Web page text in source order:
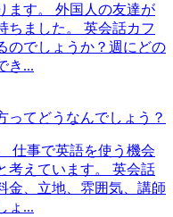
ます。 外国人の友達が
ちました。 英会話カフ
のでしょうか？週にどの
き...
ってどうなんでしょう？
仕事で英語を使う機会
考えています。 英会話
金、立地、雰囲気、講師
ょ...